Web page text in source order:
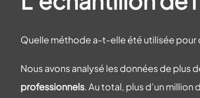
Quelle méthode a-t-elle été utilisée
Nous avons analysé les données de
professionnels. Au total, plus d’un